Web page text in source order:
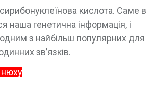
кислота. Саме в
наша генетична інформація, і
з найбільш популярних для
зв’язків.
нюху